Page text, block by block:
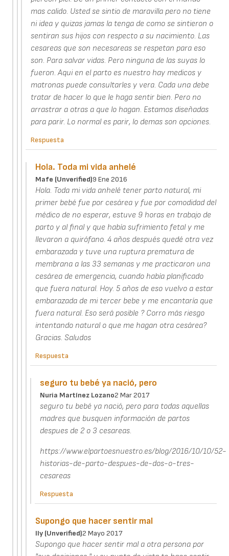
mas calido. Usted se sintio de maravilla pero no tiene
ni idea y quizas jamas la tenga de como se sintieron o
sentiran sus hijos con respecto a su nacimiento. Las
cesareas que son necesareas se respetan para eso
son. Para salvar vidas. Pero ninguna de las suyas lo
fueron. Aqui en el parto es nuestro hay medicos y
matronas puede consultarles y vera. Cada una debe
tratar de hacer lo que le haga sentir bien. Pero no
arrastrar a otras a que lo hagan. Estamos diseñadas
para parir. Lo normal es parir, lo demas son opciones.
Respuesta
Hola. Toda mi vida anhelé
Mafe (unverified)9 Ene 2016
Hola. Toda mi vida anhelé tener parto natural, mi
primer bebé fue por cesárea y fue por comodidad del
médico de no esperar, estuve 9 horas en trabajo de
parto y al final y que había sufrimiento fetal y me
llevaron a quirófano. 4 años después quedé otra vez
embarazada y tuve una ruptura prematura de
membrana a las 33 semanas y me practicaron una
cesárea de emergencia, cuando había planificado
que fuera natural. Hoy. 5 años de eso vuelvo a estar
embarazada de mi tercer bebe y me encantaría que
fuera natural. Eso será posible ? Corro más riesgo
intentando natural o que me hagan otra cesárea?
Gracias. Saludos
Respuesta
seguro tu bebé ya nació, pero
Nuria Martínez Lozano2 Mar 2017
seguro tu bebé ya nació, pero para todas aquellas
madres que busquen información de partos
despues de 2 o 3 cesareas.
https://www.elpartoesnuestro.es/blog/2016/10/10/52-
historias-de-parto-despues-de-dos-o-tres-
cesareas
Respuesta
Supongo que hacer sentir mal
Ily (unverified)2 Mayo 2017
Supongo que hacer sentir mal a otra persona por